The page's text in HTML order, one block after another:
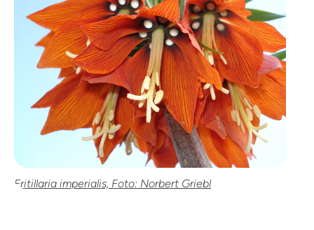
Fritillaria imperialis, Foto: Norbert Griebl